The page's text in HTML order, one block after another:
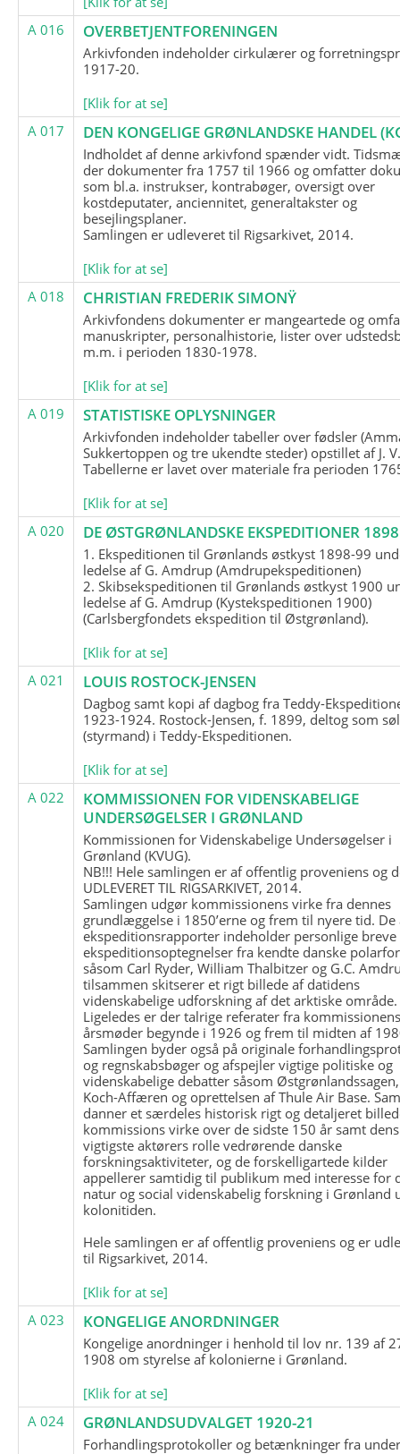
A 016
OVERBETJENTFORENINGEN
Arkivfonden indeholder cirkulærer og
1917-20.
[Klik for at se]
A 017
DEN KONGELIGE GRØNLANDSKE HANDEL
Indholdet af denne arkivfond spænder vidt.
der dokumenter fra 1757 til 1966 og omfatter
som bl.a. instrukser, kontrabøger, oversigt over
kostdeputater, anciennitet, generaltakster og
besejlingsplaner.
Samlingen er udleveret til Rigsarkivet, 2014.
[Klik for at se]
A 018
CHRISTIAN FREDERIK SIMONŸ
Arkivfondens dokumenter er mangeartede og
manuskripter, personalhistorie, lister over
m.m. i perioden 1830-1978.
[Klik for at se]
A 019
STATISTISKE OPLYSNINGER
Arkivfonden indeholder tabeller over fødsler
Sukkertoppen og tre ukendte steder) opstillet af J.
Tabellerne er lavet over materiale fra perioden
[Klik for at se]
A 020
DE ØSTGRØNLANDSKE EKSPEDITIONER
1. Ekspeditionen til Grønlands østkyst 1898-99
ledelse af G. Amdrup (Amdrupekspeditionen)
2. Skibsekspeditionen til Grønlands østkyst 1900
ledelse af G. Amdrup (Kystekspeditionen 1900)
(Carlsbergfondets ekspedition til Østgrønland).
[Klik for at se]
A 021
LOUIS ROSTOCK-JENSEN
Dagbog samt kopi af dagbog fra Teddy-
1923-1924. Rostock-Jensen, f. 1899, deltog som
(styrmand) i Teddy-Ekspeditionen.
[Klik for at se]
A 022
KOMMISSIONEN FOR VIDENSKABELIGE
UNDERSØGELSER I GRØNLAND
Kommissionen for Videnskabelige Undersøgelser i
Grønland (KVUG).
NB!!! Hele samlingen er af offentlig proveniens og
UDLEVERET TIL RIGSARKIVET, 2014.
Samlingen udgør kommissionens virke fra dennes
grundlæggelse i 1850’erne og frem til nyere tid.
ekspeditionsrapporter indeholder personlige breve
ekspeditionsoptegnelser fra kendte danske
såsom Carl Ryder, William Thalbitzer og G.C.
tilsammen skitserer et rigt billede af datidens
videnskabelige udforskning af det arktiske område.
Ligeledes er der talrige referater fra
årsmøder begynde i 1926 og frem til midten af
Samlingen byder også på originale
og regnskabsbøger og afspejler vigtige politiske og
videnskabelige debatter såsom
Koch-Affæren og oprettelsen af Thule Air Base.
danner et særdeles historisk rigt og detaljeret
kommissions virke over de sidste 150 år samt dens
vigtigste aktørers rolle vedrørende danske
forskningsaktiviteter, og de forskelligartede kilder
appellerer samtidig til publikum med interesse for
natur og social videnskabelig forskning i Grønland
kolonitiden.
Hele samlingen er af offentlig proveniens og er
til Rigsarkivet, 2014.
[Klik for at se]
A 023
KONGELIGE ANORDNINGER
Kongelige anordninger i henhold til lov nr. 139 af
1908 om styrelse af kolonierne i Grønland.
[Klik for at se]
A 024
GRØNLANDSUDVALGET 1920-21
Forhandlingsprotokoller og betænkninger fra